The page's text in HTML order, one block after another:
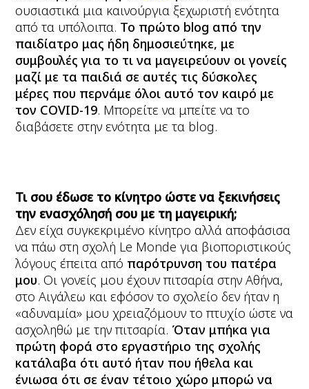
ουσιαστικά μια καινούργια ξεχωριστή ενότητα
από τα υπόλοιπα. Το πρώτο blog από την
παιδίατρο μας ήδη δημοσιεύτηκε, με
συμβουλές για το τι να μαγειρεύουν οι γονείς
μαζί με τα παιδιά σε αυτές τις δύσκολες
μέρες που περνάμε όλοι αυτό τον καιρό με
τον COVID-19. Μπορείτε να μπείτε να το
διαβάσετε στην ενότητα με τα blog.
Τι σου έδωσε το κίνητρο ώστε να ξεκινήσεις
την ενασχόλησή σου με τη μαγειρική;
Δεν είχα συγκεκριμένο κίνητρο αλλά αποφάσισα
να πάω στη σχολή Le Monde για βιοποριστικούς
λόγους έπειτα από παρότρυνση του πατέρα
μου. Οι γονείς μου έχουν πιτσαρία στην Αθήνα,
στο Αιγάλεω και εφόσον το σχολείο δεν ήταν η
«αδυναμία» μου χρειαζόμουν το πτυχίο ώστε να
ασχοληθώ με την πιτσαρία. Όταν μπήκα για
πρώτη φορά στο εργαστήριο της σχολής
κατάλαβα ότι αυτό ήταν που ήθελα και
ένιωσα ότι σε έναν τέτοιο χώρο μπορώ να